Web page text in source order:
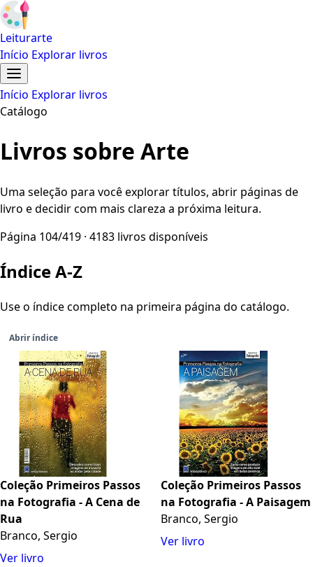
Leiturarte
Início Explorar livros
Início Explorar livros
Catálogo
Livros sobre Arte
Uma seleção para você explorar títulos, abrir páginas de
livro e decidir com mais clareza a próxima leitura.
Página 104/419 · 4183 livros disponíveis
Índice A-Z
Use o índice completo na primeira página do catálogo.
Abrir índice
Coleção Primeiros Passos
na Fotografia - A Cena de
Rua
Branco, Sergio
Ver livro
Coleção Primeiros Passos
na Fotografia - A Paisagem
Branco, Sergio
Ver livro